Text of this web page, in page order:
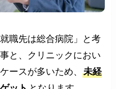
職先は総合病院」と考
と、クリニックにおい
ースが多いため、未経